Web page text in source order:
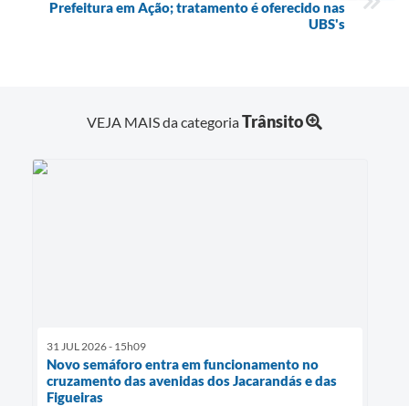
Prefeitura em Ação; tratamento é oferecido nas
UBS's
VEJA MAIS da categoriaTrânsito
31 JUL 2026 - 15h09
Novo semáforo entra em funcionamento no
cruzamento das avenidas dos Jacarandás e das
Figueiras